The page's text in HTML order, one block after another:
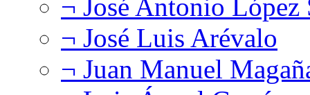
¬ José Antonio López
¬ José Luis Arévalo
¬ Juan Manuel